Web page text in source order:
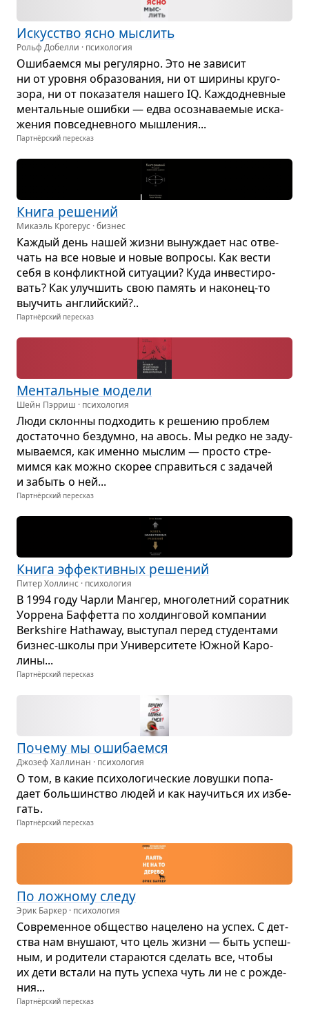
Искус­ство ясно мыс­лить
Рольф Добелли · психология
Оши­ба­емся мы регу­лярно. Это не зави­сит
ни от уровня обра­зо­ва­ния, ни от ширины кру­го­
зора, ни от пока­за­теля нашего IQ. Каж­до­днев­ные
мен­таль­ные ошибки — едва осо­зна­ва­е­мые иска­
же­ния повсе­­днев­ного мыш­ле­ния...
Партнёрский пересказ
Книга реше­ний
Микаэль Крогерус · бизнес
Каж­дый день нашей жизни выну­ждает нас отве­
чать на все новые и новые вопросы. Как вести
себя в кон­фликт­ной ситу­а­ции? Куда инве­сти­ро­
вать? Как улуч­шить свою память и нако­нец-то
выучить английский?..
Партнёрский пересказ
Мен­таль­ные модели
Шейн Пэрриш · психология
Люди склонны под­хо­дить к реше­нию про­блем
доста­точно без­думно, на авось. Мы редко не заду­
мы­ва­емся, как именно мыс­лим — про­сто стре­
мимся как можно ско­рее спра­виться с зада­чей
и забыть о ней...
Партнёрский пересказ
Книга эффек­тив­ных реше­ний
Питер Холлинс · психология
В 1994 году Чарли Ман­гер, мно­го­лет­ний сорат­ник
Уор­рена Баф­фетта по хол­дин­го­вой ком­па­нии
Berkshire Hathaway, высту­пал перед сту­ден­тами
биз­нес-школы при Уни­вер­си­тете Южной Каро­
лины...
Партнёрский пересказ
Почему мы оши­ба­емся
Джозеф Халлинан · психология
О том, в какие пси­хо­ло­ги­че­ские ловушки попа­
дает боль­шин­ство людей и как научиться их избе­
гать.
Партнёрский пересказ
По лож­ному следу
Эрик Баркер · психология
Совре­мен­ное обще­ство наце­лено на успех. С дет­
ства нам вну­шают, что цель жизни — быть успеш­
ным, и роди­тели ста­ра­ются сде­лать все, чтобы
их дети встали на путь успеха чуть ли не с рожде­
ния...
Партнёрский пересказ